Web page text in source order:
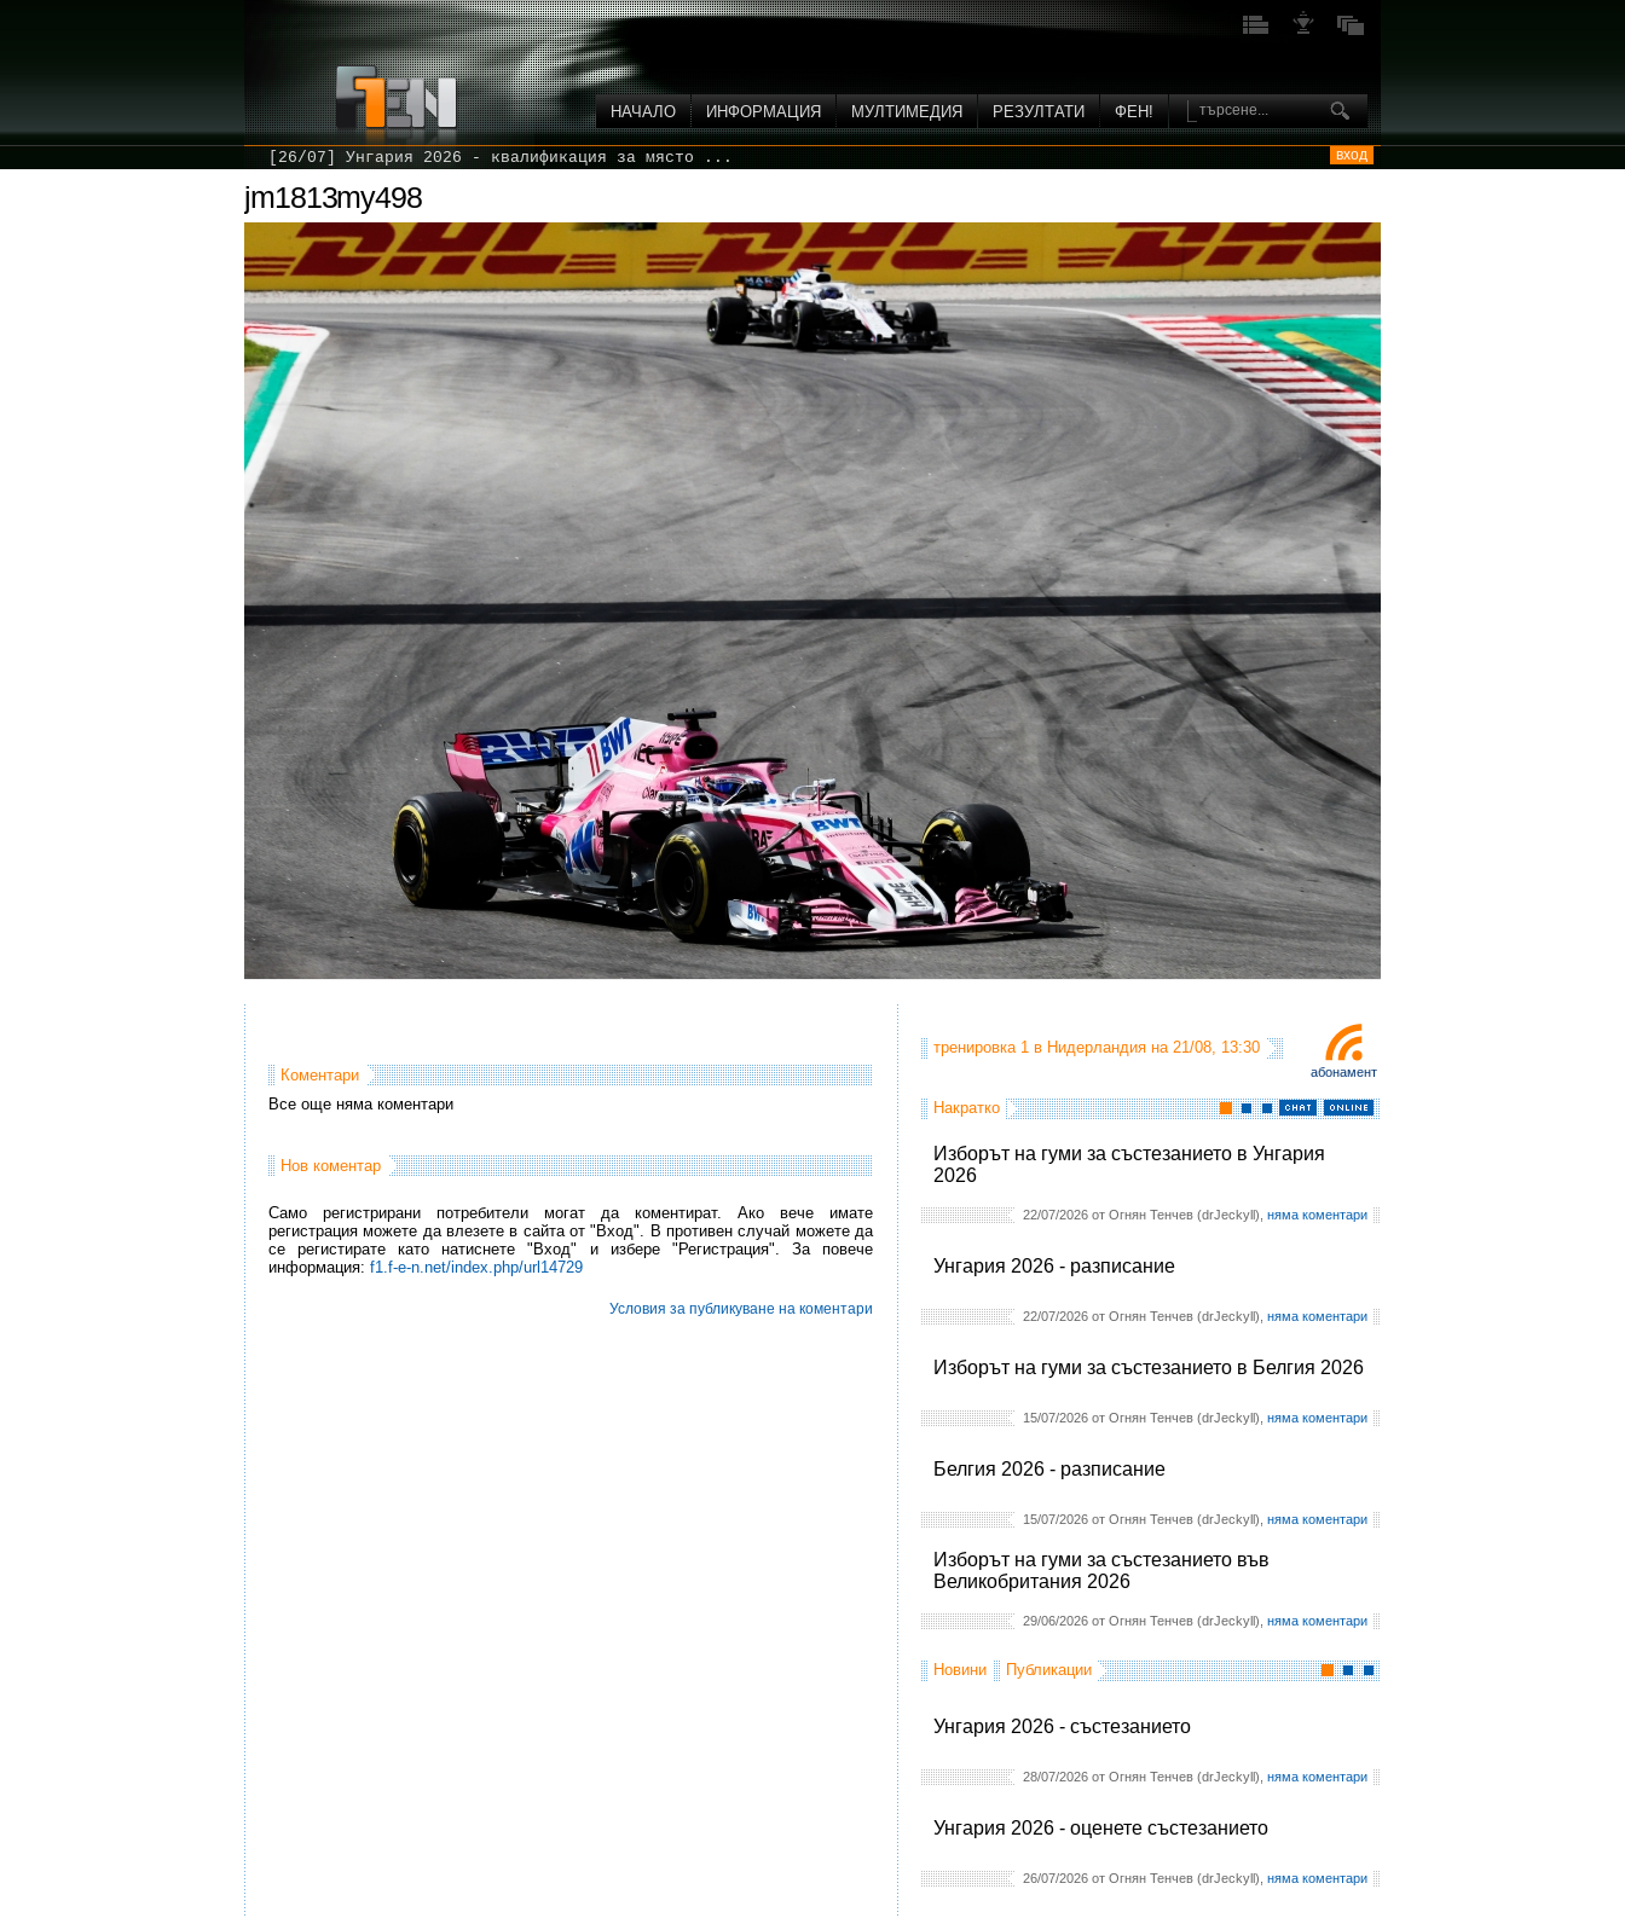
НАЧАЛО ИНФОРМАЦИЯ МУЛТИМЕДИЯ РЕЗУЛТАТИ ФЕН!
[26/07] Унгария 2026 - квалификация за място ... вход
jm1813my498
абонамент
тренировка 1 в Нидерландия на 21/08, 13:30
Накратко
Изборът на гуми за състезанието в Унгария
2026
22/07/2026 от Огнян Тенчев (drJeckyll), няма коментари
Унгария 2026 - разписание
22/07/2026 от Огнян Тенчев (drJeckyll), няма коментари
Изборът на гуми за състезанието в Белгия 2026
15/07/2026 от Огнян Тенчев (drJeckyll), няма коментари
Белгия 2026 - разписание
15/07/2026 от Огнян Тенчев (drJeckyll), няма коментари
Изборът на гуми за състезанието във
Великобритания 2026
29/06/2026 от Огнян Тенчев (drJeckyll), няма коментари
Новини Публикации
Унгария 2026 - състезанието
28/07/2026 от Огнян Тенчев (drJeckyll), няма коментари
Унгария 2026 - оценете състезанието
26/07/2026 от Огнян Тенчев (drJeckyll), няма коментари
Коментари
Все още няма коментари
Нов коментар
Само регистрирани потребители могат да коментират. Ако вече имате
регистрация можете да влезете в сайта от "Вход". В противен случай можете да
се регистирате като натиснете "Вход" и избере "Регистрация". За повече
информация: f1.f-e-n.net/index.php/url14729
Условия за публикуване на коментари